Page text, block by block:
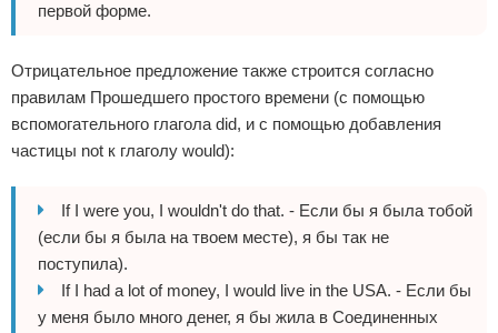
первой форме.
Отрицательное предложение также строится согласно
правилам Прошедшего простого времени (с помощью
вспомогательного глагола did, и с помощью добавления
частицы not к глаголу would):
If I were you, I wouldn't do that. - Если бы я была тобой
(если бы я была на твоем месте), я бы так не
поступила).
If I had a lot of money, I would live in the USA. - Если бы
у меня было много денег, я бы жила в Соединенных